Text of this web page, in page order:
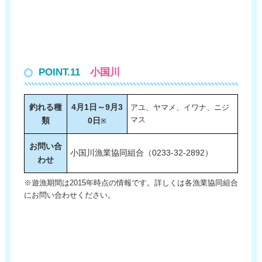
POINT.11小国川
釣れる種
類
4月1日～9月3
0日※
アユ、ヤマメ、イワナ、ニジ
マス
お問い合
わせ
小国川漁業協同組合（0233-32-2892）
※遊漁期間は2015年時点の情報です。詳しくは各漁業協同組合
にお問い合わせください。